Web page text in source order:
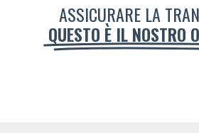
ASSICURARE LA
QUESTO È IL NOSTRO